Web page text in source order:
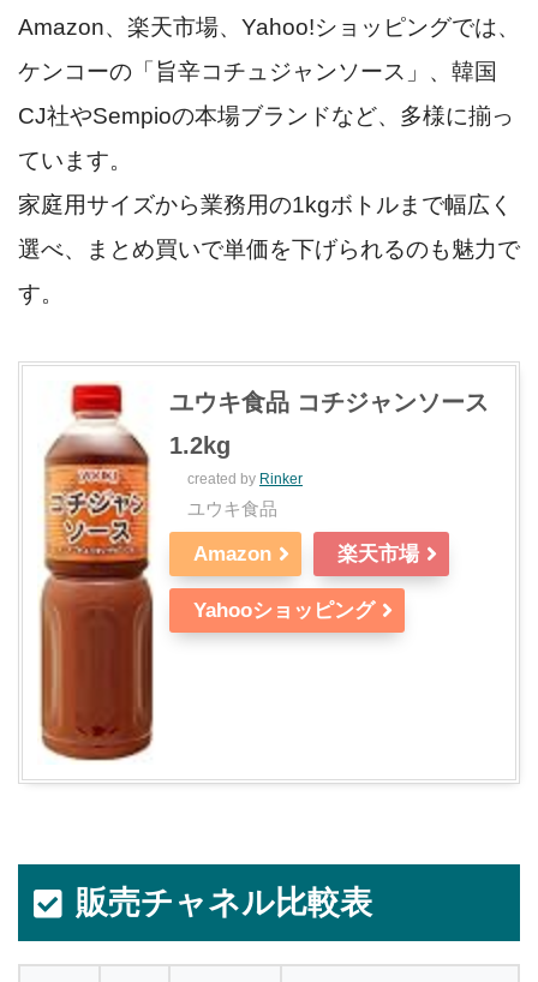
Amazon、楽天市場、Yahoo!ショッピングでは、
ケンコーの「旨辛コチュジャンソース」、韓国
CJ社やSempioの本場ブランドなど、多様に揃っ
ています。
家庭用サイズから業務用の1kgボトルまで幅広く
選べ、まとめ買いで単価を下げられるのも魅力で
す。
ユウキ食品 コチジャンソース
1.2kg
created by Rinker
ユウキ食品
Amazon 楽天市場
Yahooショッピング
販売チャネル比較表